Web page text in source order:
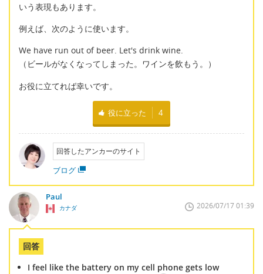
いう表現もあります。
例えば、次のように使います。
We have run out of beer. Let's drink wine.
（ビールがなくなってしまった。ワインを飲もう。）
お役に立てれば幸いです。
役に立った 4
回答したアンカーのサイト
ブログ
Paul
カナダ 2026/07/17 01:39
回答
I feel like the battery on my cell phone gets low